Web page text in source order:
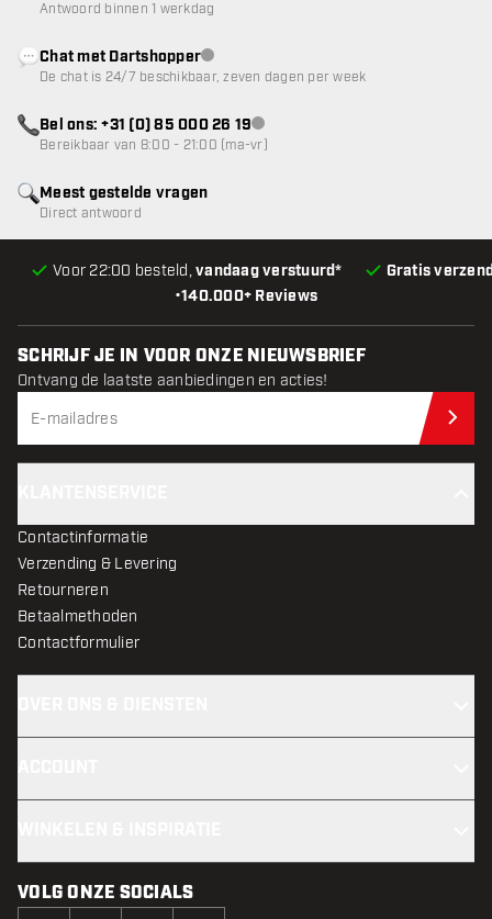
•140.000+ Reviews
Voor 22:00 besteld,vandaag verstuurd* Gratis
Meest gestelde vragen
Direct antwoord
Antwoord binnen 1 werkdag
Chat met Dartshopperklantenservice niet beschikbaar
De chat is 24/7 beschikbaar, zeven dagen per week
Bel ons: +31 (0) 85 000 26 19klantenservice niet beschikbaar
Bereikbaar van 8:00 - 21:00 (ma-vr)
SCHRIJF JE IN VOOR ONZE NIEUWSBRIEF
Ontvang de laatste aanbiedingen en acties!
Contactinformatie
Verzending & Levering
Retourneren
Betaalmethoden
Contactformulier
VOLG ONZE SOCIALS